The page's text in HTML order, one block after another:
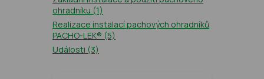
ohradníku (1)
Realizace instalací pachových ohradníků
PACHO-LEK® (5)
Události (3)